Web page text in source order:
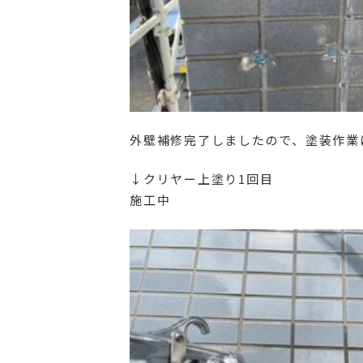
外壁補修完了しましたので、塗装作
↓クリヤー上塗り1回目
施工中